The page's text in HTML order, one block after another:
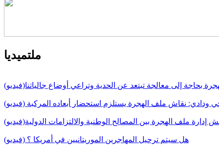
ملتميديا
بحاجة إلى معالجة تبتعد عن الحدية وتراعي أوضاع جالياتنا(فيديو)
ودادي: نقاش ملف الهجرة يستلزم استحضار أبعاده المركبة (فيديو)
إدارة ملف الهجرة بين المصالح الوطنية والالتزامات الدولية(فيديو)
هل سيتم ترحيل المهاجرين الموريتانيين في أمريكا ؟ (فيديو)